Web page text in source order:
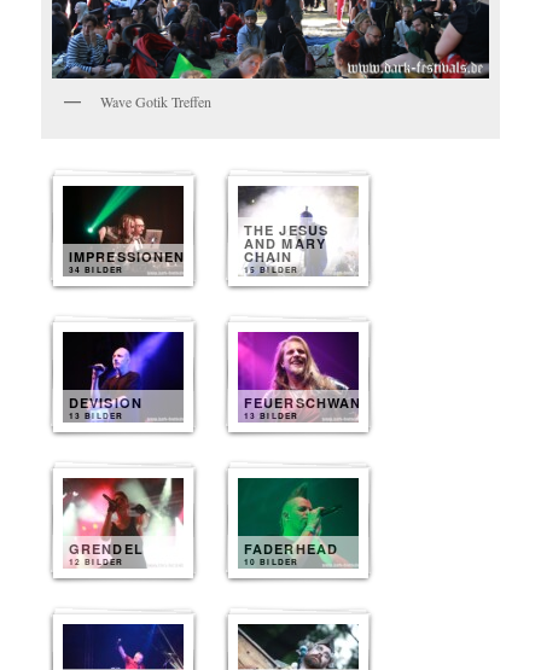
Wave Gotik Treffen
IMPRESSIONEN
34 BILDER
THE JESUS
AND MARY
CHAIN
15 BILDER
DEVISION
13 BILDER
FEUERSCHWANZ
13 BILDER
GRENDEL
12 BILDER
FADERHEAD
10 BILDER